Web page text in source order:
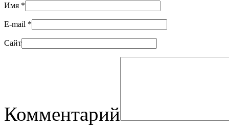
Имя *
E-mail *
Сайт
Комментарий